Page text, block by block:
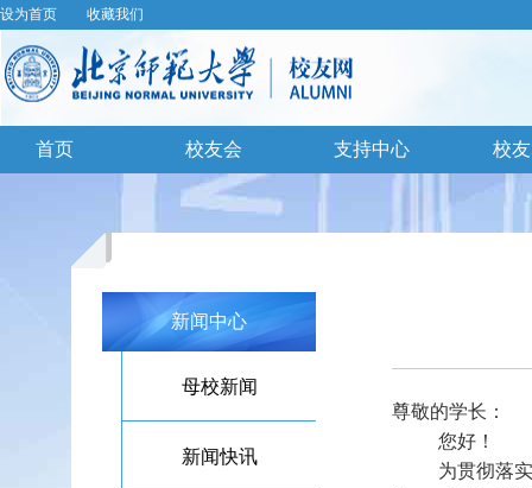
设为首页 收藏我们
首页 校友会 支持中心 校
新闻中心
母校新闻
新闻快讯
尊敬的学长：
您好！
为贯彻落